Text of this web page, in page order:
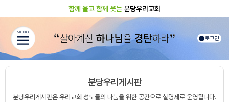
함께 울고 함께 웃는분당우리교회
로그인
MENU
분당우리게시판
분당우리게시판은 우리교회 성도들의 나눔을 위한 공간으로 실명제로 운영됩니다.